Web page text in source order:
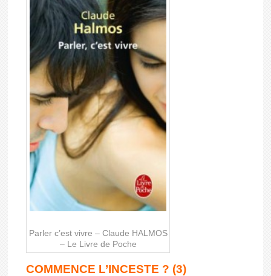
Parler c’est vivre – Claude HALMOS
– Le Livre de Poche
COMMENCE L’INCESTE ? (3)